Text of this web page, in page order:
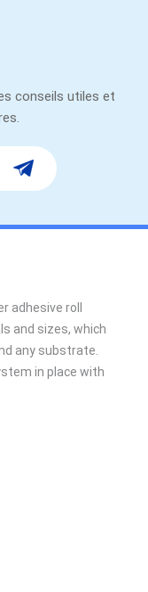
conseils utiles et
adhesive roll
and sizes, which
any substrate.
in place with